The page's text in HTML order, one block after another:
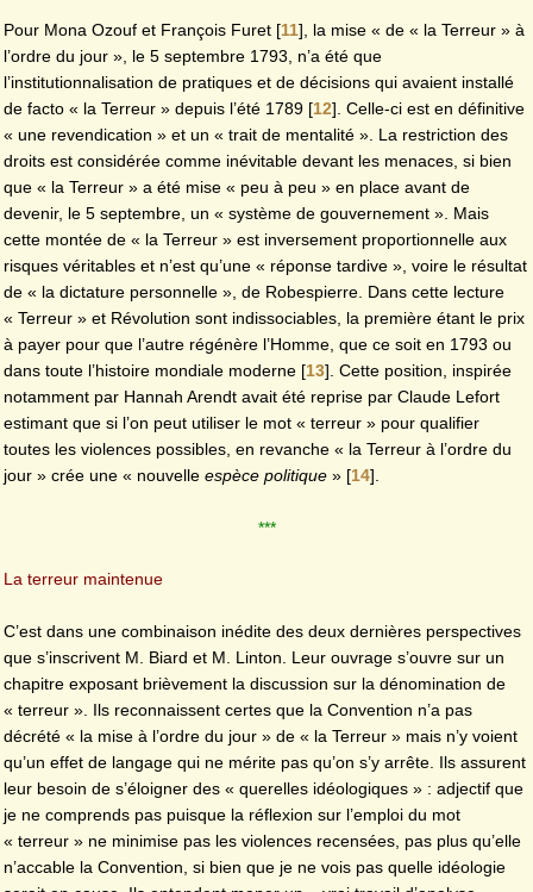
Pour Mona Ozouf et François Furet [11] , la mise « de « la Terreur » à
l’ordre du jour », le 5 septembre 1793, n’a été que
l’institutionnalisation de pratiques et de décisions qui avaient installé
de facto « la Terreur » depuis l’été 1789 [12] . Celle-ci est en définitive
« une revendication » et un « trait de mentalité ». La restriction des
droits est considérée comme inévitable devant les menaces, si bien
que « la Terreur » a été mise « peu à peu » en place avant de
devenir, le 5 septembre, un « système de gouvernement ». Mais
cette montée de « la Terreur » est inversement proportionnelle aux
risques véritables et n’est qu’une « réponse tardive », voire le résultat
de « la dictature personnelle », de Robespierre. Dans cette lecture
« Terreur » et Révolution sont indissociables, la première étant le prix
à payer pour que l’autre régénère l’Homme, que ce soit en 1793 ou
dans toute l’histoire mondiale moderne [13] . Cette position, inspirée
notamment par Hannah Arendt avait été reprise par Claude Lefort
estimant que si l’on peut utiliser le mot « terreur » pour qualifier
toutes les violences possibles, en revanche « la Terreur à l’ordre du
jour » crée une « nouvelle espèce politique » [14]
***
La terreur maintenue
C’est dans une combinaison inédite des deux dernières perspectives
que s’inscrivent M. Biard et M. Linton. Leur ouvrage s’ouvre sur un
chapitre exposant brièvement la discussion sur la dénomination de
« terreur ». Ils reconnaissent certes que la Convention n’a pas
décrété « la mise à l’ordre du jour » de « la Terreur » mais n’y voient
qu’un effet de langage qui ne mérite pas qu’on s’y arrête. Ils assurent
leur besoin de s’éloigner des « querelles idéologiques » : adjectif que
je ne comprends pas puisque la réflexion sur l’emploi du mot
« terreur » ne minimise pas les violences recensées, pas plus qu’elle
n’accable la Convention, si bien que je ne vois pas quelle idéologie